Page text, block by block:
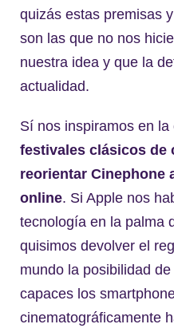
quizás estas premisas
son las que no nos
nuestra idea y que la
actualidad.
Sí nos inspiramos en
festivales clásicos de
reorientar Cinephone
online. Si Apple nos
tecnología en la palma
quisimos devolver el
mundo la posibilidad
capaces los
cinematográficamente